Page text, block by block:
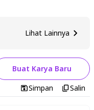
Lihat Lainnya
Buat Karya Baru
Simpan Salin